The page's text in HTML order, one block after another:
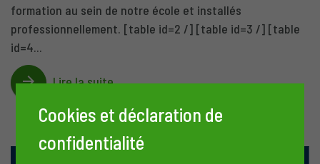
formation au sein de notre école et installés
professionnellement. [table id=2 /] [table id=3 /] [table
id=4...
arrow_forward Lire la suite
Cookies et déclaration de
confidentialité